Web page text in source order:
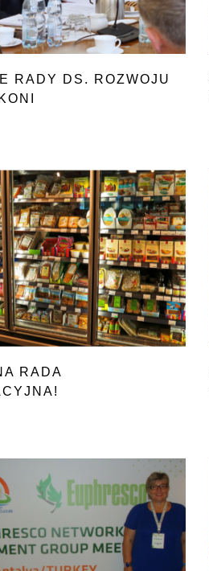
RADY DS. ROZWOJU
RADA